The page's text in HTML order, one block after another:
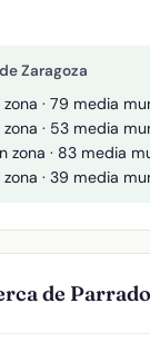
Zaragoza
zona · 79 media
zona · 53 media
zona · 83 media
zona · 39 media
de